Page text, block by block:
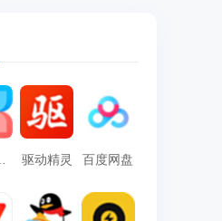
驱动精灵 百度网盘